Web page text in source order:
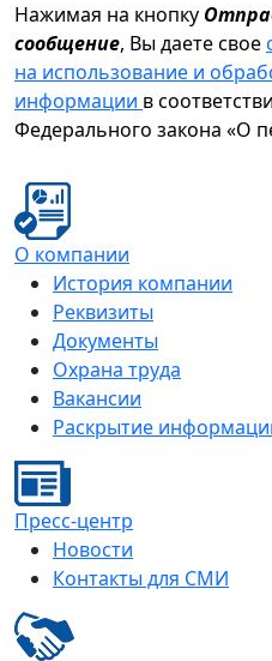
Нажимая на кнопку
сообщение, Вы даете свое
на использование и
информации в
Федерального закона «О
О компании
История компании
Реквизиты
Документы
Охрана труда
Вакансии
Раскрытие
Пресс-центр
Новости
Контакты для СМИ